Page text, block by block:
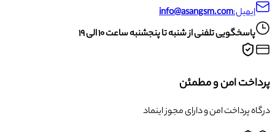
ایمیل:info@asangsm.com
پاسخگویی تلفنی از شنبه تا پنجشنبه ساعت ۱۰ الی ۱۹
پرداخت امن و مطمئن
درگاه پرداخت امن و دارای مجوز اینماد